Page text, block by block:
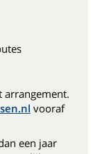
arrangement.
vooraf
een jaar